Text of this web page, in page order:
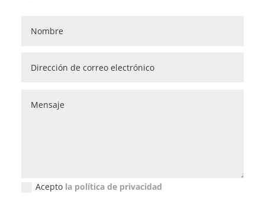
Política de privacidad (GDPR)
Acepto la política de privacidad